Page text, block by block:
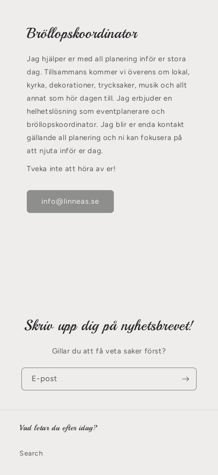
Bröllopskoordinator
Jag hjälper er med all planering inför er stora
dag. Tillsammans kommer vi överens om lokal,
kyrka, dekorationer, trycksaker, musik och allt
annat som hör dagen till. Jag erbjuder en
helhetslösning som eventplanerare och
bröllopskoordinator. Jag blir er enda kontakt
gällande all planering och ni kan fokusera på
att njuta inför er dag.
Tveka inte att höra av er!
info@linneas.se
Skriv upp dig på nyhetsbrevet!
Gillar du att få veta saker först?
E-post
Vad letar du efter idag?
Search